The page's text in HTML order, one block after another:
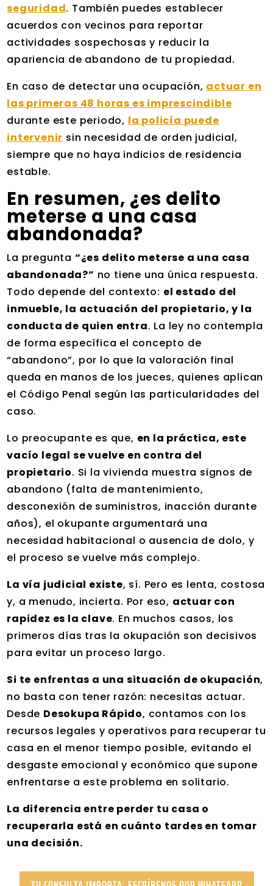
seguridad. También puedes establecer
acuerdos con vecinos para reportar
actividades sospechosas y reducir la
apariencia de abandono de tu propiedad.
En caso de detectar una ocupación, actuar en
las primeras 48 horas es imprescindible
durante este periodo, la policía puede
intervenir sin necesidad de orden judicial,
siempre que no haya indicios de residencia
estable.
En resumen, ¿es delito
meterse a una casa
abandonada?
La pregunta “¿es delito meterse a una casa
abandonada?” no tiene una única respuesta.
Todo depende del contexto: el estado del
inmueble, la actuación del propietario, y la
conducta de quien entra. La ley no contempla
de forma específica el concepto de
“abandono”, por lo que la valoración final
queda en manos de los jueces, quienes aplican
el Código Penal según las particularidades del
caso.
Lo preocupante es que, en la práctica, este
vacío legal se vuelve en contra del
propietario. Si la vivienda muestra signos de
abandono (falta de mantenimiento,
desconexión de suministros, inacción durante
años), el okupante argumentará una
necesidad habitacional o ausencia de dolo, y
el proceso se vuelve más complejo.
La vía judicial existe, sí. Pero es lenta, costosa
y, a menudo, incierta. Por eso, actuar con
rapidez es la clave. En muchos casos, los
primeros días tras la okupación son decisivos
para evitar un proceso largo.
Si te enfrentas a una situación de okupación,
no basta con tener razón: necesitas actuar.
Desde Desokupa Rápido, contamos con los
recursos legales y operativos para recuperar tu
casa en el menor tiempo posible, evitando el
desgaste emocional y económico que supone
enfrentarse a este problema en solitario.
La diferencia entre perder tu casa o
recuperarla está en cuánto tardes en tomar
una decisión.